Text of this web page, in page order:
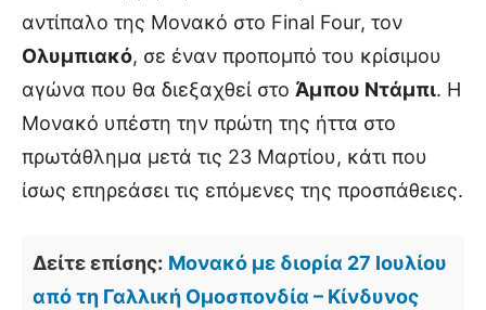
αντίπαλο της Μονακό στο Final Four, τον
Ολυμπιακό, σε έναν προπομπό του κρίσιμου
αγώνα που θα διεξαχθεί στο Άμπου Ντάμπι. Η
Μονακό υπέστη την πρώτη της ήττα στο
πρωτάθλημα μετά τις 23 Μαρτίου, κάτι που
ίσως επηρεάσει τις επόμενες της προσπάθειες.
Δείτε επίσης: Μονακό με διορία 27 Ιουλίου
από τη Γαλλική Ομοσπονδία – Κίνδυνος